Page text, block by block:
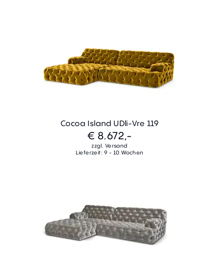
Cocoa Island UDli-Vre 119
€ 8.672,-
zzgl. Versand
Lieferzeit: 9 - 10 Wochen